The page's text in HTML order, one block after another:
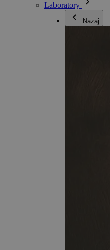
Laboratory
Nazaj